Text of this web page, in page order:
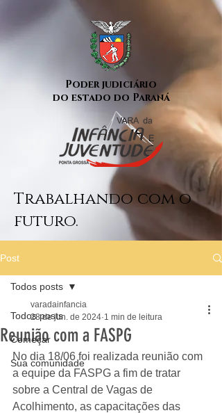
Poder judiciário
do estado do Paraná
Trabalhando com o
futuro.
Post
Todos posts
Começar
Sua comunidade
Todos posts
Reunião com a FASPG
varadainfancia
28 de jun. de 2024 1 min de leitura
No dia 18/06 foi realizada reunião com
a equipe da FASPG a fim de tratar
sobre a Central de Vagas de
Acolhimento, as capacitações das